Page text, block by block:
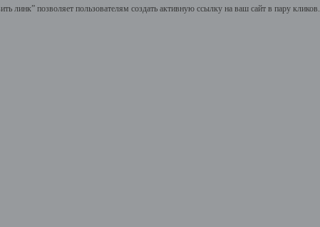
линк” позволяет пользователям создать активную ссылку на ваш сайт в пару кликов.